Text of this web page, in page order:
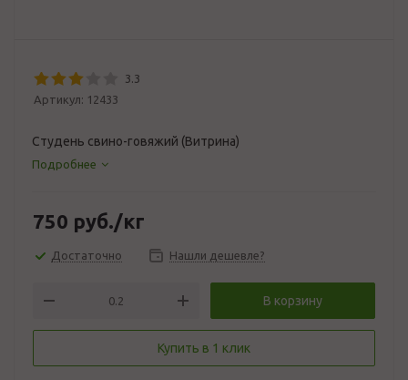
3.3
Артикул: 12433
Студень свино-говяжий (Витрина)
Подробнее
750 руб./кг
Достаточно Нашли дешевле?
В корзину
Купить в 1 клик